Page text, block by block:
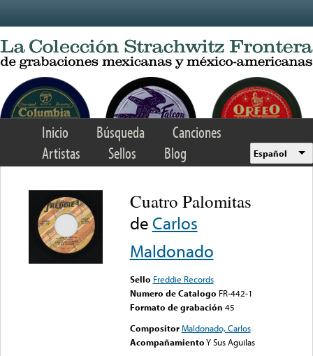
Inicio Búsqueda
Canciones
Artistas
Sellos Blog Español
Cuatro Palomitas
de Carlos
Maldonado
Sello Freddie Records
Numero de Catalogo FR-442-1
Formato de grabación 45
Compositor Maldonado, Carlos
AcompañamientoY Sus Aguilas